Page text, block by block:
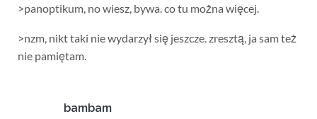
>panoptikum, no wiesz, bywa. co tu można więcej.
>nzm, nikt taki nie wydarzył się jeszcze. zresztą, ja sam też
nie pamiętam.
bambam